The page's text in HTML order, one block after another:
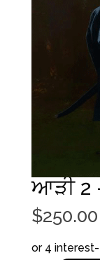
ਆੜੀ 2
$250.00